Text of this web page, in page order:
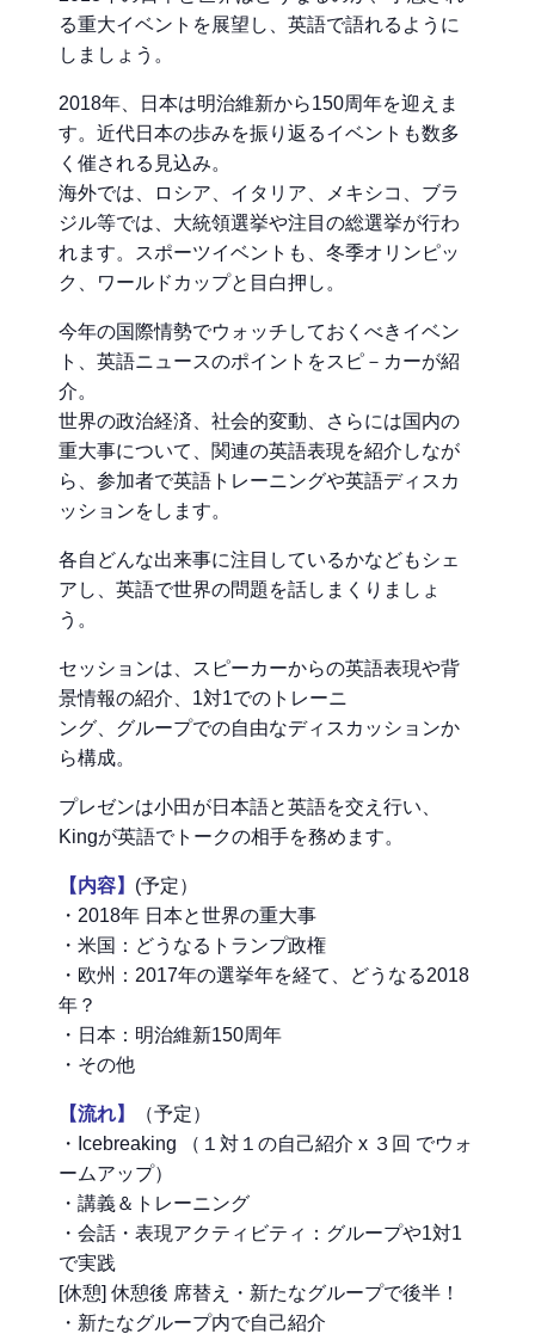
る重大イベントを展望し、英語で語れるように
しましょう。
2018年、日本は明治維新から150周年を迎えま
す。近代日本の歩みを振り返るイベントも数多
く催される見込み。
海外では、ロシア、イタリア、メキシコ、ブラ
ジル等では、大統領選挙や注目の総選挙が行わ
れます。スポーツイベントも、冬季オリンピッ
ク、ワールドカップと目白押し。
今年の国際情勢でウォッチしておくべきイベン
ト、英語ニュースのポイントをスピ－カーが紹
介。
世界の政治経済、社会的変動、さらには国内の
重大事について、関連の英語表現を紹介しなが
ら、参加者で英語トレーニングや英語ディスカ
ッションをします。
各自どんな出来事に注目しているかなどもシェ
アし、英語で世界の問題を話しまくりましょ
う。
セッションは、スピーカーからの英語表現や背
景情報の紹介、1対1でのトレーニ
ング、グループでの自由なディスカッションか
ら構成。
プレゼンは小田が日本語と英語を交え行い、
Kingが英語でトークの相手を務めます。
【内容】 (予定）
・2018年 日本と世界の重大事
・米国：どうなるトランプ政権
・欧州：2017年の選挙年を経て、どうなる2018
年？
・日本：明治維新150周年
・その他
【流れ】
（予定）
・Icebreaking （１対１の自己紹介 x ３回 でウォ
ームアップ）
・講義＆トレーニング
・会話・表現アクティビティ：グループや1対1
で実践
[休憩] 休憩後 席替え・新たなグループで後半！
・新たなグループ内で自己紹介